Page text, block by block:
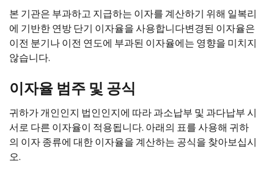
본 기관은 부과하고 지급하는 이자를 계산하기 위해 일복리
에 기반한 연방 단기 이자율을 사용합니다변경된 이자율은
이전 분기나 이전 연도에 부과된 이자율에는 영향을 미치지
않습니다.
이자율 범주 및 공식
귀하가 개인인지 법인인지에 따라 과소납부 및 과다납부 시
서로 다른 이자율이 적용됩니다. 아래의 표를 사용해 귀하
의 이자 종류에 대한 이자율을 계산하는 공식을 찾아보십시
오.